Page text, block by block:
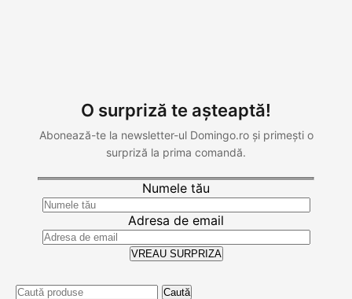
O surpriză te așteaptă!
Abonează-te la newsletter-ul Domingo.ro și primești o
surpriză la prima comandă.
Numele tău
Adresa de email
Caută